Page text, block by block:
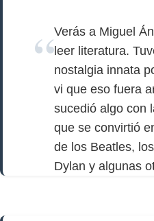
Verás a Miguel
leer literatura.
nostalgia innata
vi que eso fuera
sucedió algo con
que se convirtió
de los Beatles,
Dylan y algunas